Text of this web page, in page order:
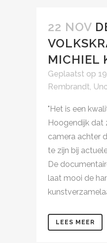
22 NOV
MICHIEL
Geplaatst op
Rembrandt,
"Het is een
Hoogendijk dat
camera achter
te zijn bij
De
laat mooi de
LEES MEER